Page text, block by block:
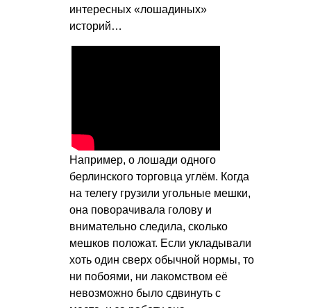
интересных «лошадиных»
историй…
Например, о лошади одного
берлинского торговца углём. Когда
на телегу грузили угольные мешки,
она поворачивала голову и
внимательно следила, сколько
мешков положат. Если укладывали
хоть один сверх обычной нормы, то
ни побоями, ни лакомством её
невозможно было сдвинуть с